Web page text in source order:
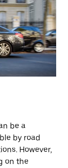
be a
by road
However,
on the